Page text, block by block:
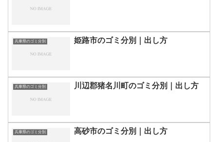
兵庫県のゴミ分別 姫路市のゴミ分別｜出し方
兵庫県のゴミ分別 川辺郡猪名川町のゴミ分別｜出し方
兵庫県のゴミ分別 高砂市のゴミ分別｜出し方